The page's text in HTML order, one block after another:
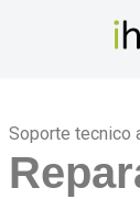
Soporte tecnico